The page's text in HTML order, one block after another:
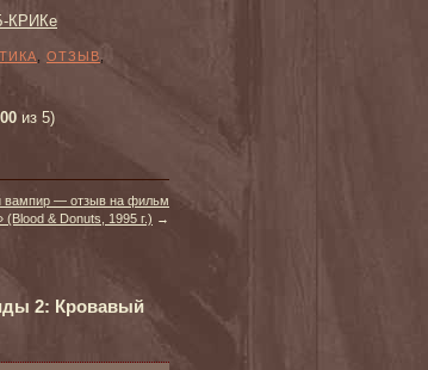
КРИКе
ОТЗЫВ
из 5)
вампир — отзыв на фильм
(Blood & Donuts, 1995 г.) →
2: Кровавый